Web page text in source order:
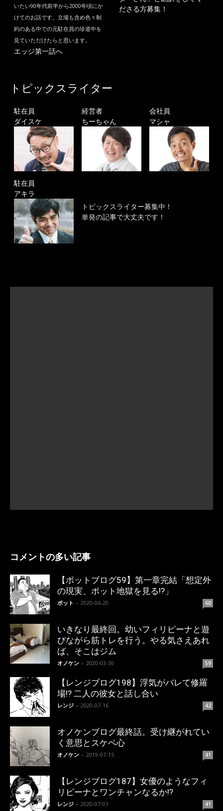
いたい90年代前半から2000年頃にか
けてのお話です。立場も含め色々制
約のある中での元駐在員の珍道中を
見ていただけたらと思います。
エッジ第一話へ
ださる方募集！
トピックスライター
駐在員
ダイスケ
経営者
ちーちゃん
会社員
マシャ
駐在員
アキラ
トピックスライター募集中！
単発の記事で大丈夫です！
コメントの多い記事
【ポットブログ59】第一章完結「想定外
の現実、ポット地獄を見る!?」
ポット - 2020-06-20 60
いきなり最終回。幼いフィリピーナと遊
びながら筋トレを行う。やる気さえあれ
ば、そこはジム
オノケン - 2020-03-30 59
【レンジブログ198】浮気がバレて修羅
場!? 二人の彼女と話し合い
レンジ - 2020-07-16 42
オノケンブログ最終話。受け継がれてい
く意思とスケベ心
オノケン - 2019-07-15 41
【レンジブログ187】女優のようなフィ
リピーナとワンチャンなるか!?
レンジ - 2020-07-01 41